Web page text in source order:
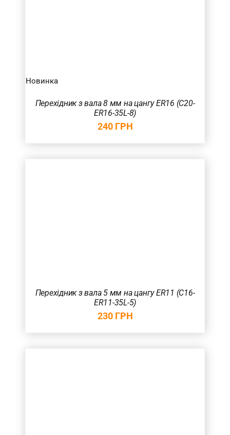
Новинка
Перехідник з вала 8 мм на цангу ER16 (С20-
ER16-35L-8)
240 ГРН
Перехідник з вала 5 мм на цангу ER11 (С16-
ER11-35L-5)
230 ГРН